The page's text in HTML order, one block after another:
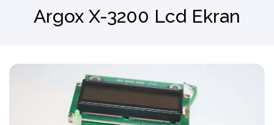
Argox X-3200 Lcd Ekran